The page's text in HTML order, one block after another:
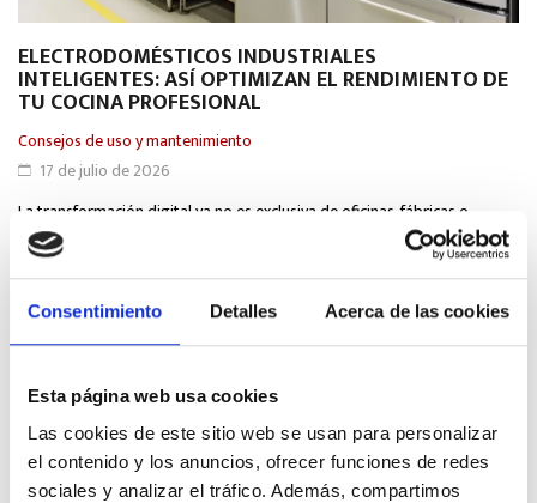
Consentimiento Detalles Acerca de las cookies
Esta página web usa cookies
Las cookies de este sitio web se usan para personalizar
el contenido y los anuncios, ofrecer funciones de redes
sociales y analizar el tráfico. Además, compartimos
ELECTRODOMÉSTICOS INDUSTRIALES
INTELIGENTES: ASÍ OPTIMIZAN EL RENDIMIENTO DE
TU COCINA PROFESIONAL
Consejos de uso y mantenimiento
17 de julio de 2026
La transformación digital ya no es exclusiva de oficinas, fábricas o
procesos administrativos, sino que también ha...
DEJA TU COMENTARIO